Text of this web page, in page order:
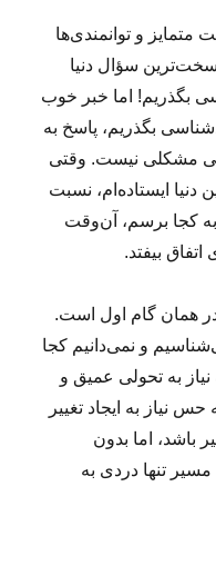
متمایز و توانمندی‌ها
سخت‌ترین سؤال دنیا
بگذریم! اما خبر خوب
بگذریم، پاسخ به
مشکلی نیست. وقتی
ایستاده‌ام، نسبت
کجا برسم، آن‌وقت
بیفتد.
همان گام اول است.
و نمی‌دانیم کجا
به تحولی عمیق و
نیاز به ایجاد تغییر
باشد، اما بدون
تنها دردی به